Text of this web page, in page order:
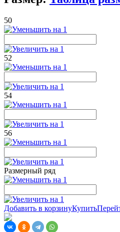
50
52
54
56
Размерный ряд
Добавить в корзинуКупить